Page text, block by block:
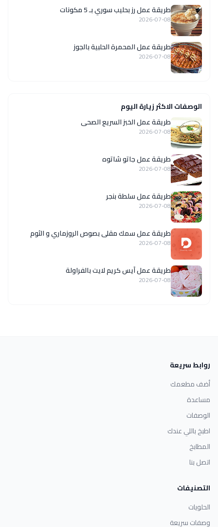
طريقة عمل رز بحليب سوري بـ 5 مكونات
2026-07-08
طريقة عمل المحمرة الحلبية بالجوز
2026-07-08
الوصفات الاكثر زيارة اليوم
طريقة عمل الخبز السريع الصحى
2026-07-08
طريقة عمل جاتو شاتوه
2026-07-08
طريقة عمل سلطة بنجر
2026-07-08
طريقة عمل سمك مقلى بصوص الروزماري و الثوم
2026-07-08
طريقة عمل آيس كريم لايت بالفراولة
2026-07-08
روابط سريعة
أضف مطعمك
مساعدة
الوصفات
اطبخ باللي عندك
المطابخ
اتصل بنا
التصنيفات
الحلويات
وصفات سريعة